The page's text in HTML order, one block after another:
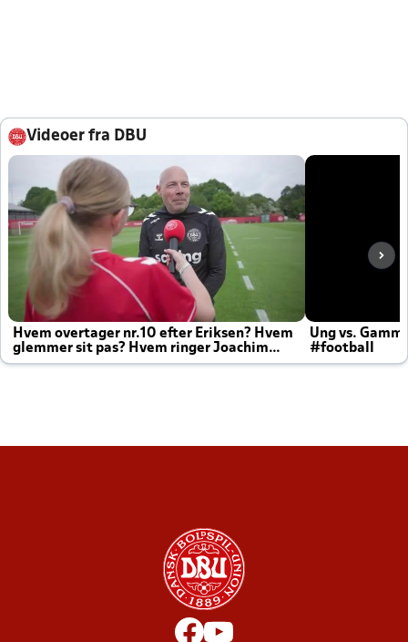
Videoer fra DBU
Hvem overtager nr.10 efter Eriksen? Hvem
glemmer sit pas? Hvem ringer Joachim
altid til efter kampe?
Ung vs.
#football